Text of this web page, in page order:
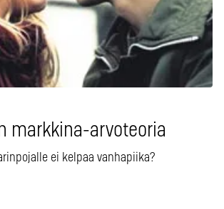
markkina-arvoteoria
ei kelpaa vanhapiika?